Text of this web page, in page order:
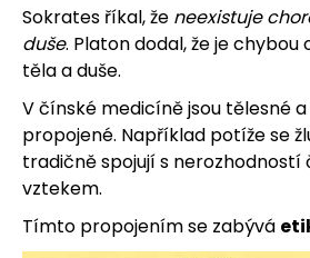
Sokrates říkal, že neexistuje
duše. Platon dodal, že je
těla a duše.
V čínské medicíně jsou tělesné
propojené. Například potíže se
tradičně spojují s
vztekem.
Tímto propojením se zabývá